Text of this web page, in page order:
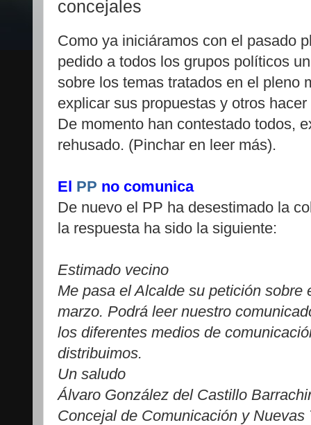
concejales
Como ya iniciáramos con el pasado
pedido a todos los grupos políticos
sobre los temas tratados en el pleno
explicar sus propuestas y otros
De momento han contestado todos,
rehusado. (Pinchar en leer más).
El PP no comunica
De nuevo el PP ha desestimado la
la respuesta ha sido la siguiente:
Estimado vecino
Me pasa el Alcalde su petición sobre
marzo. Podrá leer nuestro
los diferentes medios de
distribuimos.
Un saludo
Álvaro González del Castillo
Concejal de Comunicación y Nuevas